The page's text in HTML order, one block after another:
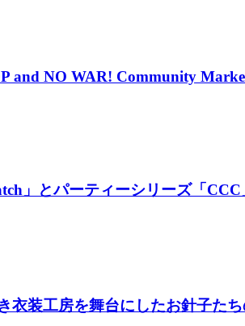
and NO WAR! Community
」とパーティーシリーズ「
衣装工房を舞台にしたお針子た